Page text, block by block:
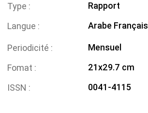
Type
Rapport
Langue
Arabe Français
Periodicité
Mensuel
Fomat
21x29.7 cm
ISSN
0041-4115